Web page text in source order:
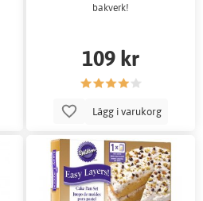
bakverk!
109 kr
Lägg i varukorg